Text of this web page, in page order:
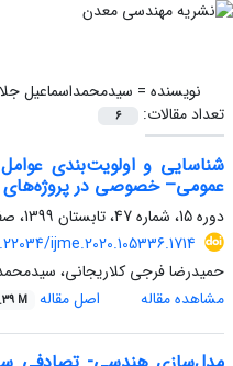
نویسنده = سیدمحمداسماعیل
تعداد مقالات:
6
شناسایی و اولویت‌بندی
عمومی‌– ‌خصوصی در
دوره 15، شماره 47، تابستان 1399، صفحه
ijme.2020.105336.1714
حمیدرضا فرجی کلاریجانی،
مشاهده مقاله
اصل مقاله M